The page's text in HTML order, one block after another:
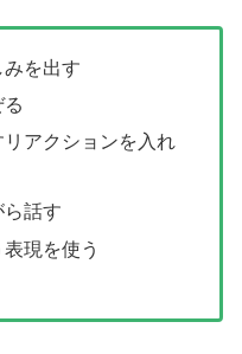
を出す
アクションを入れ
話す
現を使う